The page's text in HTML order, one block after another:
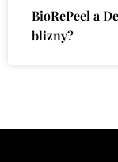
BioRePeel a
blizny?